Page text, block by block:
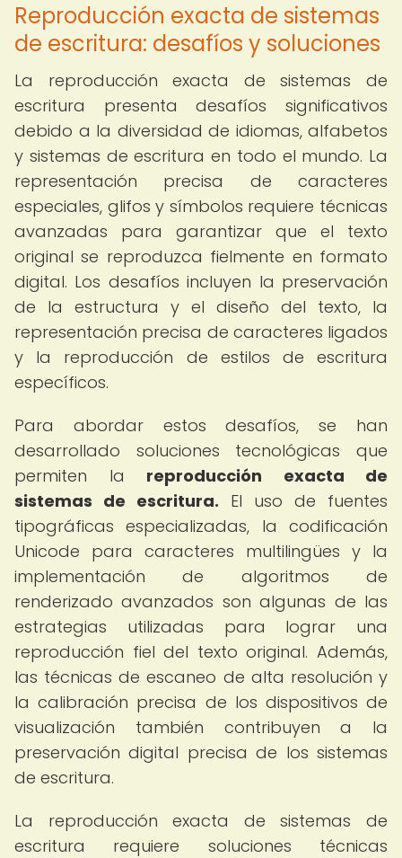
Reproducción exacta de sistemas
de escritura: desafíos y soluciones
La reproducción exacta de sistemas de
escritura presenta desafíos significativos
debido a la diversidad de idiomas, alfabetos
y sistemas de escritura en todo el mundo. La
representación precisa de caracteres
especiales, glifos y símbolos requiere técnicas
avanzadas para garantizar que el texto
original se reproduzca fielmente en formato
digital. Los desafíos incluyen la preservación
de la estructura y el diseño del texto, la
representación precisa de caracteres ligados
y la reproducción de estilos de escritura
específicos.
Para abordar estos desafíos, se han
desarrollado soluciones tecnológicas que
permiten la reproducción exacta de
sistemas de escritura. El uso de fuentes
tipográficas especializadas, la codificación
Unicode para caracteres multilingües y la
implementación de algoritmos de
renderizado avanzados son algunas de las
estrategias utilizadas para lograr una
reproducción fiel del texto original. Además,
las técnicas de escaneo de alta resolución y
la calibración precisa de los dispositivos de
visualización también contribuyen a la
preservación digital precisa de los sistemas
de escritura.
La reproducción exacta de sistemas de
escritura requiere soluciones técnicas